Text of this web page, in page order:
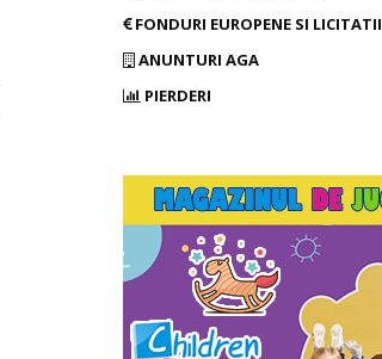
FONDURI EUROPENE SI LICITATII
ANUNTURI AGA
PIERDERI